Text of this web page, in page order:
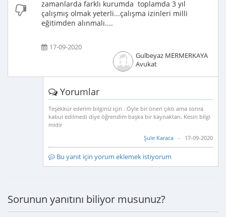
zamanlarda farklı kurumda toplamda 3 yıl
çalışmış olmak yeterli...çalışma izinleri milli
eğitimden alınmalı....
17-09-2020
Gulbeyaz MERMERKAYA
Avukat
Yorumlar
Teşekkür ederim bilginiz için . Öyle bir öneri çıktı ama sonra
kabul edilmedi diye öğrendim başka bir kaynaktan. Kesin bilgi
midir
Şule Karaca - 17-09-2020
Bu yanıt için yorum eklemek istiyorum
Sorunun yanıtını biliyor musunuz?